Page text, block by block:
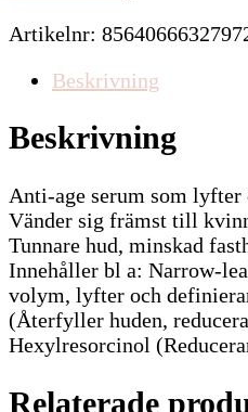
Artikelnr:
Beskrivning
Beskrivning
Anti-age serum som
Vänder sig främst till
Tunnare hud, minskad
Innehåller bl a: Narrow-
volym, lyfter och
(Återfyller huden,
Hexylresorcinol
Relaterade